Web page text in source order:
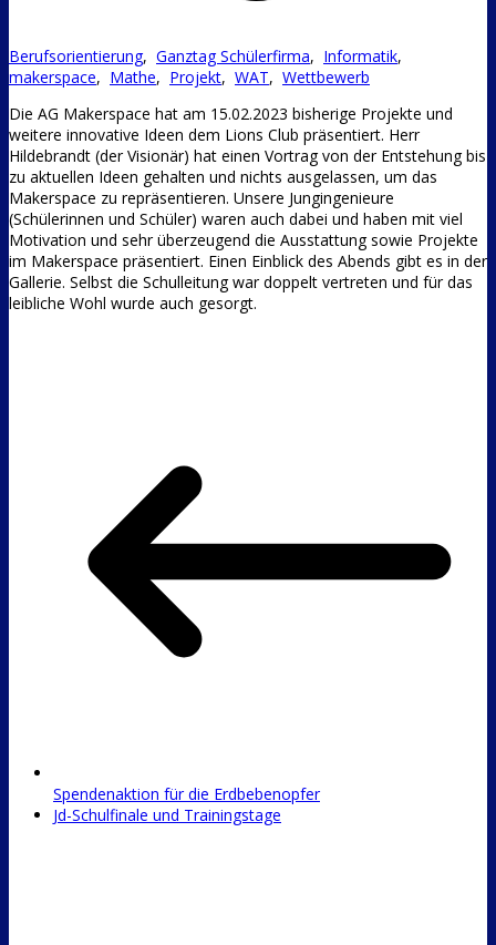
Berufsorientierung, Ganztag Schülerfirma, Informatik,
makerspace, Mathe, Projekt, WAT, Wettbewerb
Die AG Makerspace hat am 15.02.2023 bisherige Projekte und
weitere innovative Ideen dem Lions Club präsentiert. Herr
Hildebrandt (der Visionär) hat einen Vortrag von der Entstehung bis
zu aktuellen Ideen gehalten und nichts ausgelassen, um das
Makerspace zu repräsentieren. Unsere Jungingenieure
(Schülerinnen und Schüler) waren auch dabei und haben mit viel
Motivation und sehr überzeugend die Ausstattung sowie Projekte
im Makerspace präsentiert. Einen Einblick des Abends gibt es in der
Gallerie. Selbst die Schulleitung war doppelt vertreten und für das
leibliche Wohl wurde auch gesorgt.
Spendenaktion für die Erdbebenopfer
Jd-Schulfinale und Trainingstage